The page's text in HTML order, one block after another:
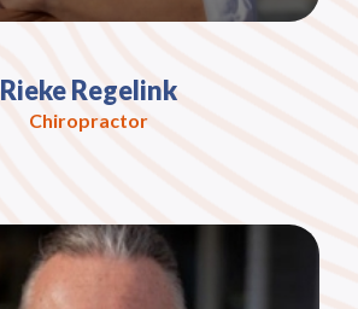
Rieke Regelink
Chiropractor